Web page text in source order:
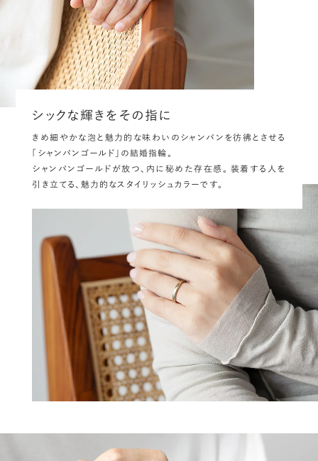
シックな輝きをその指に
きめ細やかな泡と魅力的な味わいのシャンパンを彷彿とさせる
「シャンパンゴールド」の結婚指輪。
シャンパンゴールドが放つ、内に秘めた存在感。 装着する人を
引き立てる、魅力的なスタイリッシュカラーです。